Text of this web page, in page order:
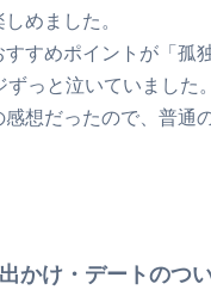
めました。
すすめポイントが「孤
ずっと泣いていました
感想だったので、普通
かけ・デートのつ